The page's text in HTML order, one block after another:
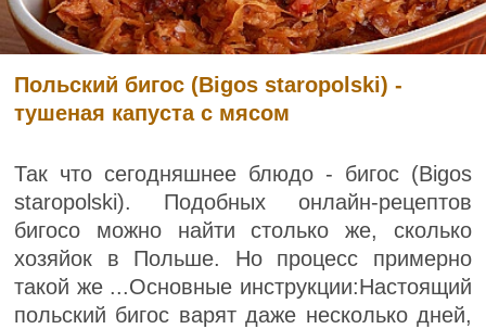
Польский бигос (Bigos staropolski) -
тушеная капуста с мясом
Так что сегодняшнее блюдо - бигос (Bigos
staropolski). Подобных онлайн-рецептов
бигосо можно найти столько же, сколько
хозяйок в Польше. Но процесс примерно
такой же ...Основные инструкции:Настоящий
польский бигос варят даже несколько дней,